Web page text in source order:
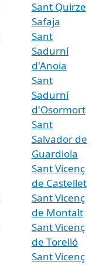
Sant Quirze
Safaja
Sant
Sadurní
d'Anoia
Sant
Sadurní
d'Osormort
Sant
Salvador de
Guardiola
Sant Vicenç
de Castellet
Sant Vicenç
de Montalt
Sant Vicenç
de Torelló
Sant Vicenç